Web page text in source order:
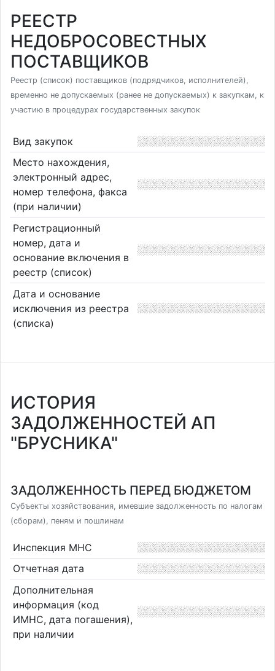
РЕЕСТР
НЕДОБРОСОВЕСТНЫХ
ПОСТАВЩИКОВ
Реестр (список) поставщиков (подрядчиков, исполнителей),
временно не допускаемых (ранее не допускаемых) к закупкам, к
участию в процедурах государственных закупок
Вид закупок
Место нахождения,
электронный адрес,
номер телефона, факса
(при наличии)
Регистрационный
номер, дата и
основание включения в
реестр (список)
Дата и основание
исключения из реестра
(списка)
ИСТОРИЯ
ЗАДОЛЖЕННОСТЕЙ АП
"БРУСНИКА"
ЗАДОЛЖЕННОСТЬ ПЕРЕД БЮДЖЕТОМ
Субъекты хозяйствования, имевшие задолженность по налогам
(сборам), пеням и пошлинам
Инспекция МНС
Отчетная дата
Дополнительная
информация (код
ИМНС, дата погашения),
при наличии